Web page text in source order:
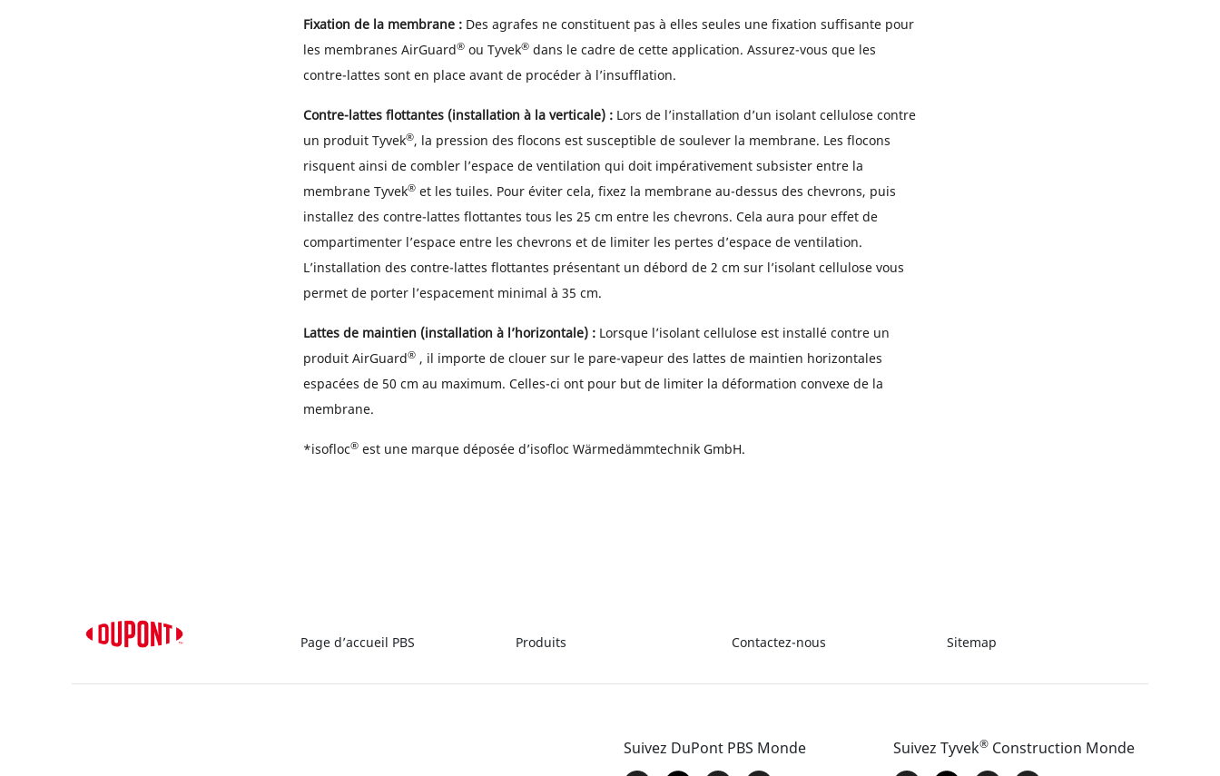
Fixation de la membrane : Des agrafes ne constituent pas à elles seules une fixation suffisante pour
les membranes AirGuard®ou Tyvek®dans le cadre de cette application. Assurez-vous que les
contre-lattes sont en place avant de procéder à l’insufflation.
Contre-lattes flottantes (installation à la verticale) :Lors de l’installation d’un isolant cellulose contre
un produit Tyvek®, la pression des flocons est susceptible de soulever la membrane. Les flocons
risquent ainsi de combler l’espace de ventilation qui doit impérativement subsister entre la
membrane Tyvek®et les tuiles. Pour éviter cela, fixez la membrane au-dessus des chevrons, puis
installez des contre-lattes flottantes tous les 25 cm entre les chevrons. Cela aura pour effet de
compartimenter l’espace entre les chevrons et de limiter les pertes d’espace de ventilation.
L’installation des contre-lattes flottantes présentant un débord de 2 cm sur l’isolant cellulose vous
permet de porter l’espacement minimal à 35 cm.
Lattes de maintien (installation à l’horizontale) :Lorsque l’isolant cellulose est installé contre un
produit AirGuard®, il importe de clouer sur le pare-vapeur des lattes de maintien horizontales
espacées de 50 cm au maximum. Celles-ci ont pour but de limiter la déformation convexe de la
membrane.
*isofloc®est une marque déposée d’isofloc Wärmedämmtechnik GmbH.
Page d’accueil PBS Produits Contactez-nous Sitemap
Suivez DuPont PBS Monde Suivez Tyvek®Construction Monde​